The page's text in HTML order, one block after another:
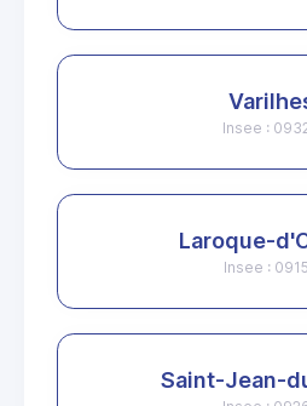
Insee :
Laroque-
Insee :
Saint-Jean-